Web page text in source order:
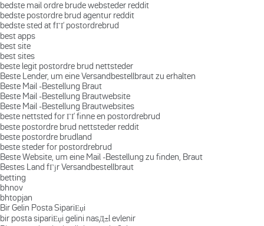
bedste mail ordre brude websteder reddit
bedste postordre brud agentur reddit
bedste sted at fГҐ postordrebrud
best apps
best site
best sites
beste legit postordre brud nettsteder
Beste Lender, um eine Versandbestellbraut zu erhalten
Beste Mail -Bestellung Braut
Beste Mail -Bestellung Brautwebsite
Beste Mail -Bestellung Brautwebsites
beste nettsted for ГҐ finne en postordrebrud
beste postordre brud nettsteder reddit
beste postordre brudland
beste steder for postordrebrud
Beste Website, um eine Mail -Bestellung zu finden, Braut
Bestes Land fГјr Versandbestellbraut
betting
bhnov
bhtopjan
Bir Gelin Posta SipariЕџi
bir posta sipariЕџi gelini nasД±l evlenir